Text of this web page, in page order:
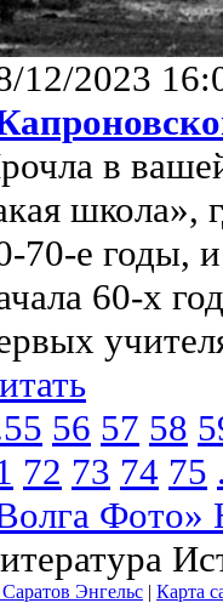
12/2023
в
школа»,
70-е годы,
60-х
55 56 57 58
72 73 74 75
Фото»
Энгельс | Карта